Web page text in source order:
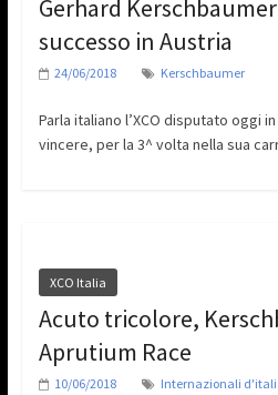
Gerhard
successo in Austria
24/06/2018 Kerschbaumer
Parla italiano l’XCO disputato oggi
vincere, per la 3^ volta nella sua
XCO Italia
Acuto tricolore,
Aprutium Race
10/06/2018 Internazionali